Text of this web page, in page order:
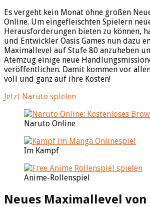
Es vergeht kein Monat ohne großen
Online. Um eingefleischten Spielern
Herausforderungen bieten zu können,
und Entwickler Oasis Games nun dazu
Maximallevel auf Stufe 80 anzuheben
Atemzug einige neue
veröffentlichen. Damit kommen vor
voll und ganz auf ihre Kosten!
Jetzt Naruto spielen
Naruto Online
Im Kampf
Anime-Rollenspiel
Neues Maximallevel von